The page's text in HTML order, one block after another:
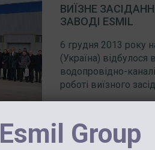
ВИЇЗНЕ
ЗАВОДІ ESMIL
6 грудня 2013 року
(Україна) відбулося
водопровідно-
роботі виїзного
Esmil Group